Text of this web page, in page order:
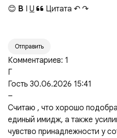
😊 B I U Цитата ↶ ↷
Отправить
Комментариев: 1
Г
Гость 30.06.2026 15:41
–
Считаю , что хорошо
единый имидж, а также
чувство принадлежности у